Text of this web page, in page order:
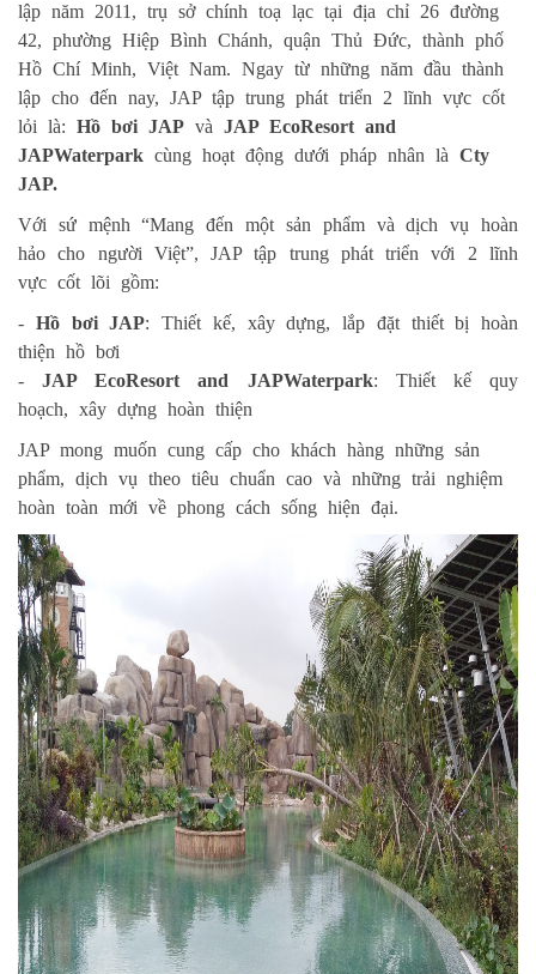
lập năm 2011, trụ sở chính toạ lạc tại địa chỉ 26 đường
42, phường Hiệp Bình Chánh, quận Thủ Đức, thành phố
Hồ Chí Minh, Việt Nam. Ngay từ những năm đầu thành
lập cho đến nay, JAP tập trung phát triển 2 lĩnh vực cốt
lỏi là: Hồ bơi JAP và JAP EcoResort and
JAPWaterpark cùng hoạt động dưới pháp nhân là Cty
JAP.
Với sứ mệnh “Mang đến một sản phẩm và dịch vụ hoàn
hảo cho người Việt”, JAP tập trung phát triển với 2 lĩnh
vực cốt lõi gồm:
- Hồ bơi JAP: Thiết kế, xây dựng, lắp đặt thiết bị hoàn
thiện hồ bơi
-JAP EcoResort and JAPWaterpark: Thiết kế quy
hoạch, xây dựng hoàn thiện
JAP mong muốn cung cấp cho khách hàng những sản
phẩm, dịch vụ theo tiêu chuẩn cao và những trải nghiệm
hoàn toàn mới về phong cách sống hiện đại.